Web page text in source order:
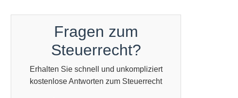
Fragen zum
Steuerrecht?
Erhalten Sie schnell und unkompliziert
kostenlose Antworten zum Steuerrecht